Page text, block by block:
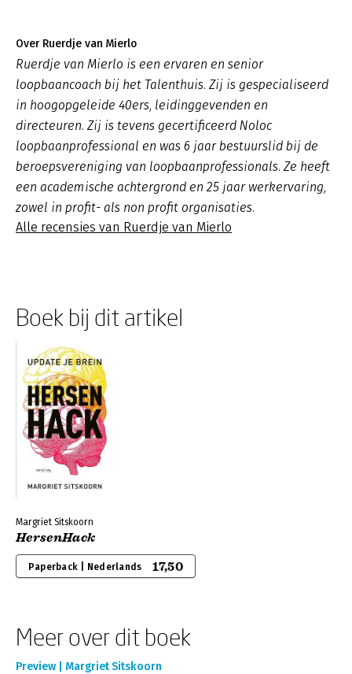
Over Ruerdje van Mierlo
Ruerdje van Mierlo is een ervaren en senior
loopbaancoach bij het Talenthuis. Zij is gespecialiseerd
in hoogopgeleide 40ers, leidinggevenden en
directeuren. Zij is tevens gecertificeerd Noloc
loopbaanprofessional en was 6 jaar bestuurslid bij de
beroepsvereniging van loopbaanprofessionals. Ze heeft
een academische achtergrond en 25 jaar werkervaring,
zowel in profit- als non profit organisaties.
Alle recensies van Ruerdje van Mierlo
Boek bij dit artikel
Margriet Sitskoorn
HersenHack
Paperback | Nederlands 17,50
Meer over dit boek
Preview | Margriet Sitskoorn